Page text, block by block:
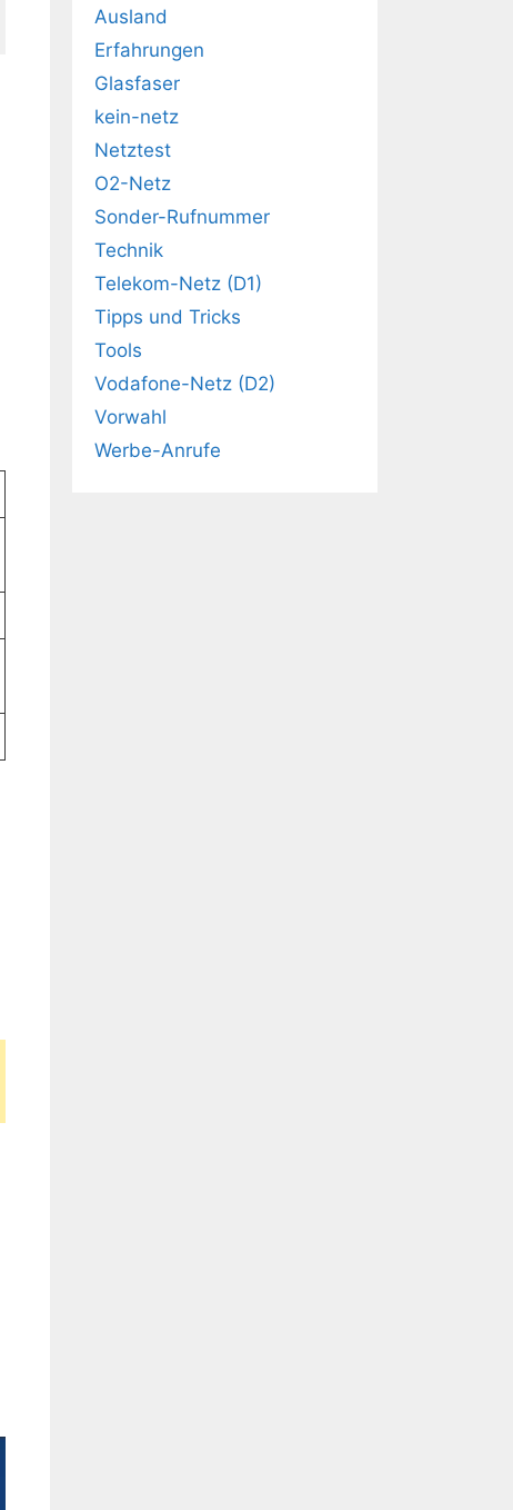
Ausland
Erfahrungen
Glasfaser
kein-netz
Netztest
O2-Netz
Sonder-Rufnummer
Technik
Telekom-Netz (D1)
Tipps und Tricks
Tools
Vodafone-Netz (D2)
Vorwahl
Werbe-Anrufe